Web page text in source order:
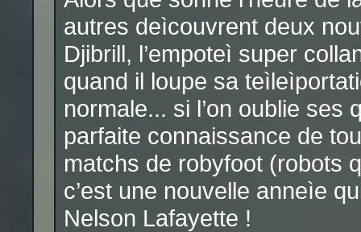
autres deìcouvrent deux
Djibrill, l’empoteì super
quand il loupe sa
normale... si l’on oublie ses
parfaite connaissance de
matchs de robyfoot (robots
c’est une nouvelle anneìe
Nelson Lafayette !